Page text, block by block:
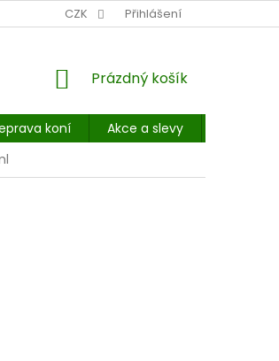
GLS, SUPERVÝDEJNY, UPS
CZK Přihlášení
NÁKUPNÍ
Prázdný košík
koní Akce a slevy